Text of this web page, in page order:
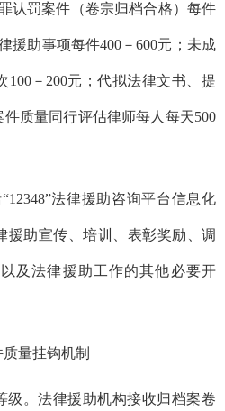
认罚案件（卷宗归档合格）每件
援助事项每件400－600元；未成
－200元；代拟法律文书、提
件质量同行评估律师每人每天500
法律援助咨询平台信息化
援助宣传、培训、表彰奖励、调
及法律援助工作的其他必要开
质量挂钩机制
级。法律援助机构接收归档案卷